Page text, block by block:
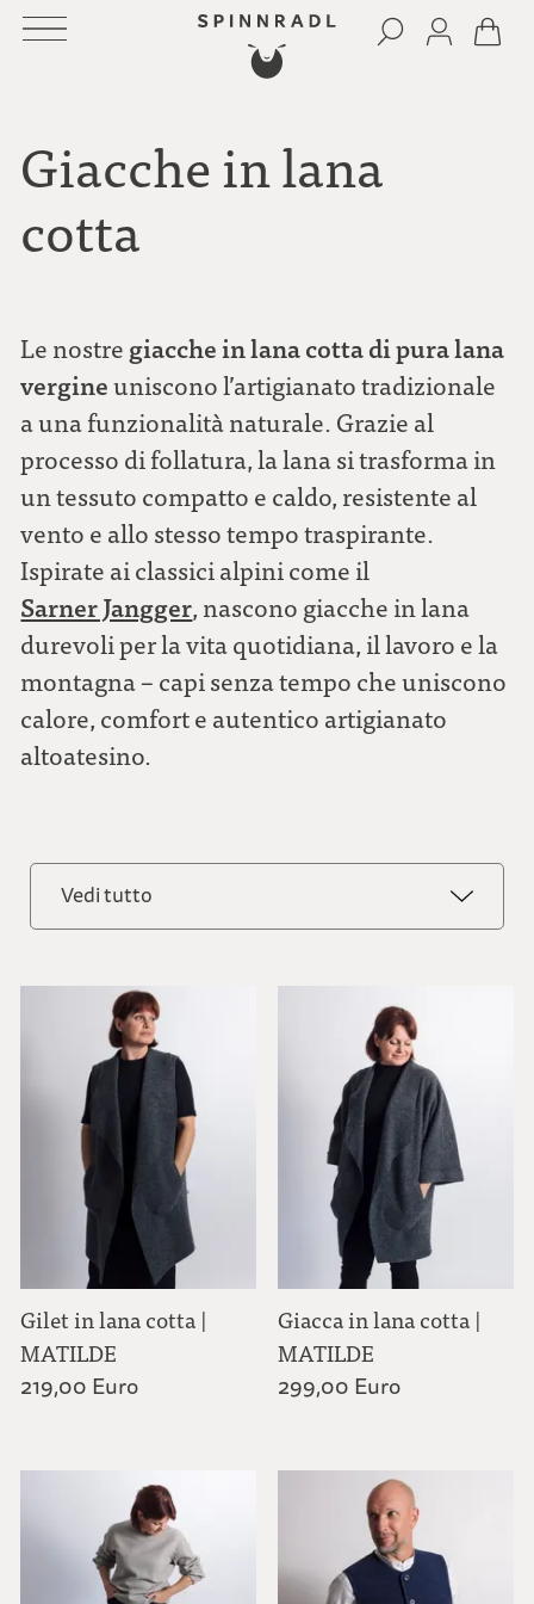
Giacche in lana
cotta
Le nostre giacche in lana cotta di pura lana
vergineuniscono l’artigianato tradizionale
a una funzionalità naturale. Grazie al
processo di follatura, la lana si trasforma in
un tessuto compatto e caldo, resistente al
vento e allo stesso tempo traspirante.
Ispirate ai classici alpini come il
Sarner Jangger, nascono giacche in lana
durevoli per la vita quotidiana, il lavoro e la
montagna – capi senza tempo che uniscono
calore, comfort e autentico artigianato
altoatesino.
Vedi tutto
Donna
Uomo
Gilet in lana cotta |
MATILDE
219,00 Euro
Giacca in lana cotta |
MATILDE
299,00 Euro